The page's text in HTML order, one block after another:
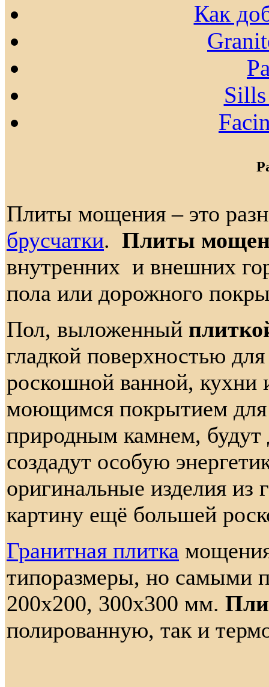
Как
Плиты мощения – это
брусчатки. Плиты
внутренних и внешних
пола или дорожного
Пол, выложенный
гладкой поверхностью
роскошной ванной, кухни
моющимся покрытием
природным камнем, будут
создадут особую
оригинальные изделия
картину ещё большей
Гранитная плитка
типоразмеры, но самыми
200x200, 300x300 мм.
полированную, так и